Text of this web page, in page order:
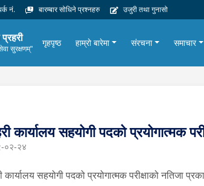
नं. बारम्बार सोधिने प्रश्नहरु उजुरी तथा गुनासो
सुरक्षणम्"
गृहपृष्ठ हाम्रो बारेमा संरचना समाचार
कार्यालय सहयोगी पदको प्रयोगात्मक
०२-२४
कार्यालय सहयोगी पदको प्रयोगात्मक परीक्षाको नतिजा